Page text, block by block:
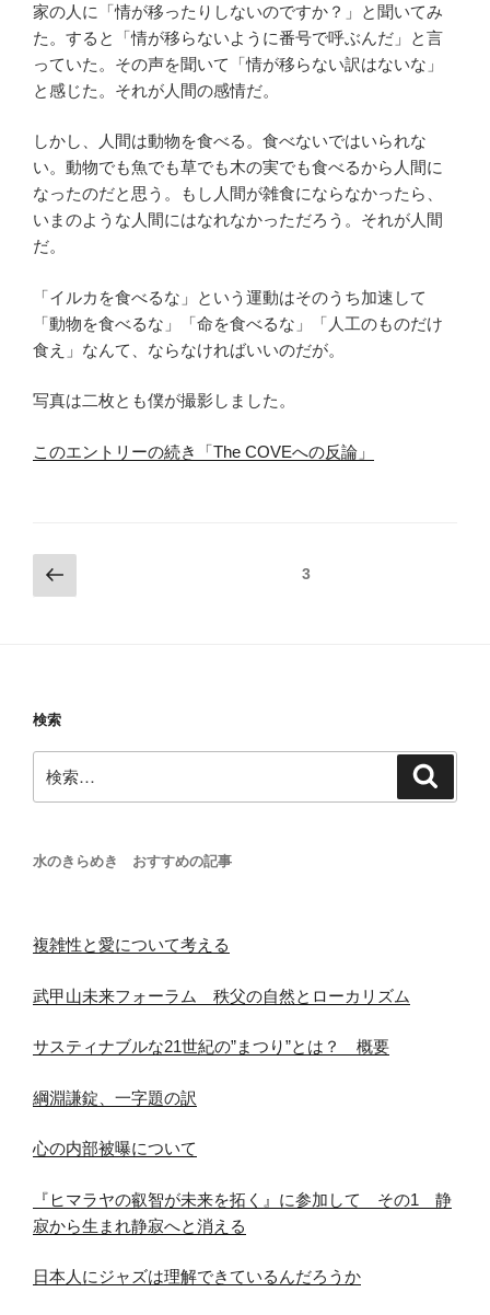
家の人に「情が移ったりしないのですか？」と聞いてみ
た。すると「情が移らないように番号で呼ぶんだ」と言
っていた。その声を聞いて「情が移らない訳はないな」
と感じた。それが人間の感情だ。
しかし、人間は動物を食べる。食べないではいられな
い。動物でも魚でも草でも木の実でも食べるから人間に
なったのだと思う。もし人間が雑食にならなかったら、
いまのような人間にはなれなかっただろう。それが人間
だ。
「イルカを食べるな」という運動はそのうち加速して
「動物を食べるな」「命を食べるな」「人工のものだけ
食え」なんて、ならなければいいのだが。
写真は二枚とも僕が撮影しました。
このエントリーの続き「The COVEへの反論」
投
稿
ー
シ
ョ
前
の
固定ページ3
検索
索:
水のきらめき おすすめの記事
複雑性と愛について考える
武甲山未来フォーラム 秩父の自然とローカリズム
サスティナブルな21世紀の”まつり”とは？ 概要
綱淵謙錠、一字題の訳
心の内部被曝について
『ヒマラヤの叡智が未来を拓く』に参加して その1 静
寂から生まれ静寂へと消える
日本人にジャズは理解できているんだろうか